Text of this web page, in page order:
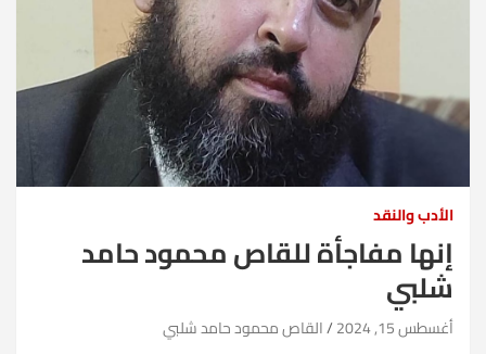
الأدب والنقد
إنها مفاجأة للقاص محمود حامد
شلبي
أغسطس 15, 2024 القاص محمود حامد شلبي